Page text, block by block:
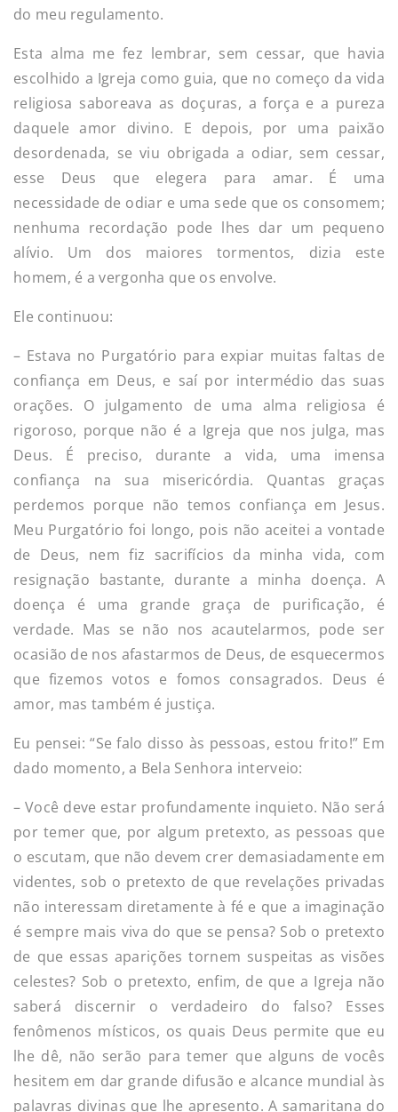
do meu regulamento.
Esta alma me fez lembrar, sem cessar, que havia
escolhido a Igreja como guia, que no começo da vida
religiosa saboreava as doçuras, a força e a pureza
daquele amor divino. E depois, por uma paixão
desordenada, se viu obrigada a odiar, sem cessar,
esse Deus que elegera para amar. É uma
necessidade de odiar e uma sede que os consomem;
nenhuma recordação pode lhes dar um pequeno
alívio. Um dos maiores tormentos, dizia este
homem, é a vergonha que os envolve.
Ele continuou:
– Estava no Purgatório para expiar muitas faltas de
confiança em Deus, e saí por intermédio das suas
orações. O julgamento de uma alma religiosa é
rigoroso, porque não é a Igreja que nos julga, mas
Deus. É preciso, durante a vida, uma imensa
confiança na sua misericórdia. Quantas graças
perdemos porque não temos confiança em Jesus.
Meu Purgatório foi longo, pois não aceitei a vontade
de Deus, nem fiz sacrifícios da minha vida, com
resignação bastante, durante a minha doença. A
doença é uma grande graça de purificação, é
verdade. Mas se não nos acautelarmos, pode ser
ocasião de nos afastarmos de Deus, de esquecermos
que fizemos votos e fomos consagrados. Deus é
amor, mas também é justiça.
Eu pensei: “Se falo disso às pessoas, estou frito!” Em
dado momento, a Bela Senhora interveio:
– Você deve estar profundamente inquieto. Não será
por temer que, por algum pretexto, as pessoas que
o escutam, que não devem crer demasiadamente em
videntes, sob o pretexto de que revelações privadas
não interessam diretamente à fé e que a imaginação
é sempre mais viva do que se pensa? Sob o pretexto
de que essas aparições tornem suspeitas as visões
celestes? Sob o pretexto, enfim, de que a Igreja não
saberá discernir o verdadeiro do falso? Esses
fenômenos místicos, os quais Deus permite que eu
lhe dê, não serão para temer que alguns de vocês
hesitem em dar grande difusão e alcance mundial às
palavras divinas que lhe apresento. A samaritana do